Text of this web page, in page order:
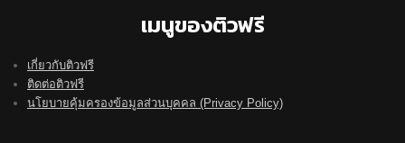
เมนูของติวฟรี
เกี่ยวกับติวฟรี
ติดต่อติวฟรี
นโยบายคุ้มครองข้อมูลส่วนบุคคล (Privacy Policy)